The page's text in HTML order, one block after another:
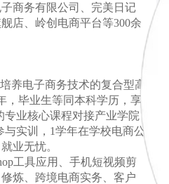
商务有限公司、完美日记
店、岭创电商平台等300余
养电子商务技术的复合型高
，毕业生等同本科学历，享
专业核心课程对接产业学院
与实训，1学年在学校电商公
业无忧。
工具应用、手机短视频剪
炼、跨境电商实务、客户